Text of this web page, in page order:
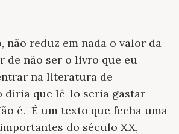
não reduz em nada o valor da
de não ser o livro que eu
na literatura de
diria que lê-lo seria gastar
é. É um texto que fecha uma
do século XX,